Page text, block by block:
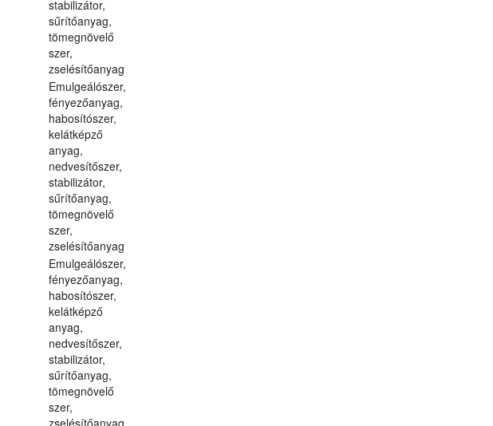
stabilizátor,
sűrítőanyag,
tömegnövelő
szer,
zselésítőanyag
Emulgeálószer,
fényezőanyag,
habosítószer,
kelátképző
anyag,
nedvesítőszer,
stabilizátor,
sűrítőanyag,
tömegnövelő
szer,
zselésítőanyag
Emulgeálószer,
fényezőanyag,
habosítószer,
kelátképző
anyag,
nedvesítőszer,
stabilizátor,
sűrítőanyag,
tömegnövelő
szer,
zselésítőanyag